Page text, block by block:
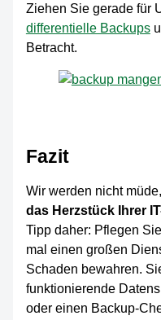
Ziehen Sie gerade für
differentielle Backups
Betracht.
Fazit
Wir werden nicht
das Herzstück Ihrer
Tipp daher: Pflegen
mal einen großen
Schaden bewahren.
funktionierende
oder einen Backup-